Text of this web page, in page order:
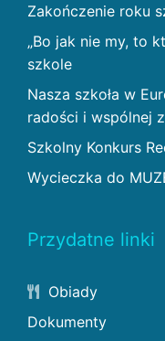
Zakończenie roku
„Bo jak nie my, to
szkole
Nasza szkoła w
radości i wspólnej
Szkolny Konkurs
Wycieczka do
Przydatne linki
Obiady
Dokumenty